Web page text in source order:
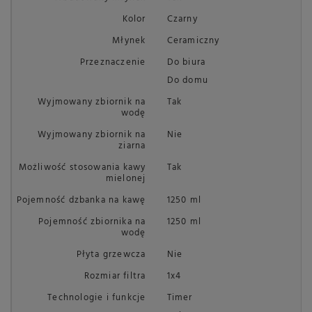
Kolor
Czarny
Młynek
Ceramiczny
Przeznaczenie
Do biura
Do domu
Wyjmowany zbiornik na
wodę
Tak
Wyjmowany zbiornik na
ziarna
Nie
Możliwość stosowania kawy
mielonej
Tak
Pojemność dzbanka na kawę
1250 ml
Pojemność zbiornika na
wodę
1250 ml
Płyta grzewcza
Nie
Rozmiar filtra
1x4
Technologie i funkcje
Timer